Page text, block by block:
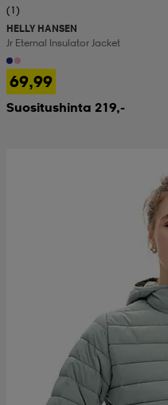
(1)
HELLY HANSEN
Jr Eternal Insulator Jacket
69,99
Suositushinta 219,-